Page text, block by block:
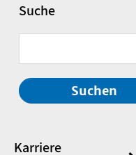
Suche
Suchen
Karriere